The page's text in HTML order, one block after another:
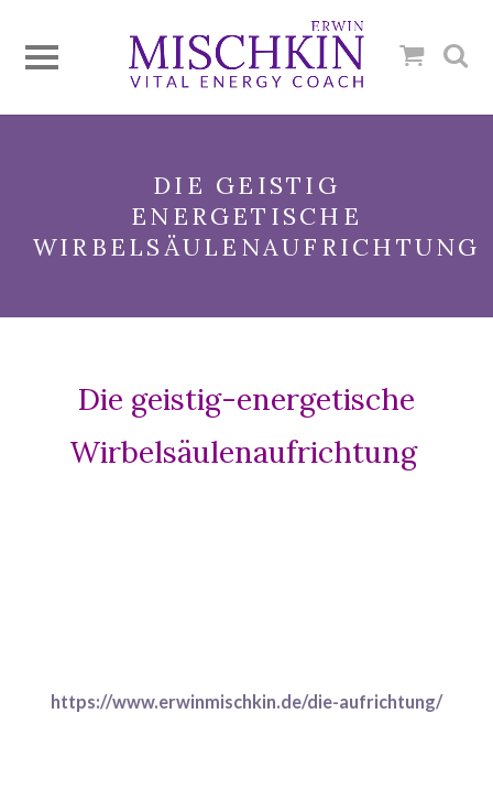
DIE GEISTIG
ENERGETISCHE
WIRBELSÄULENAUFRICHTUNG
Die geistig-energetische
Wirbelsäulenaufrichtung
https://www.erwinmischkin.de/die-aufrichtung/